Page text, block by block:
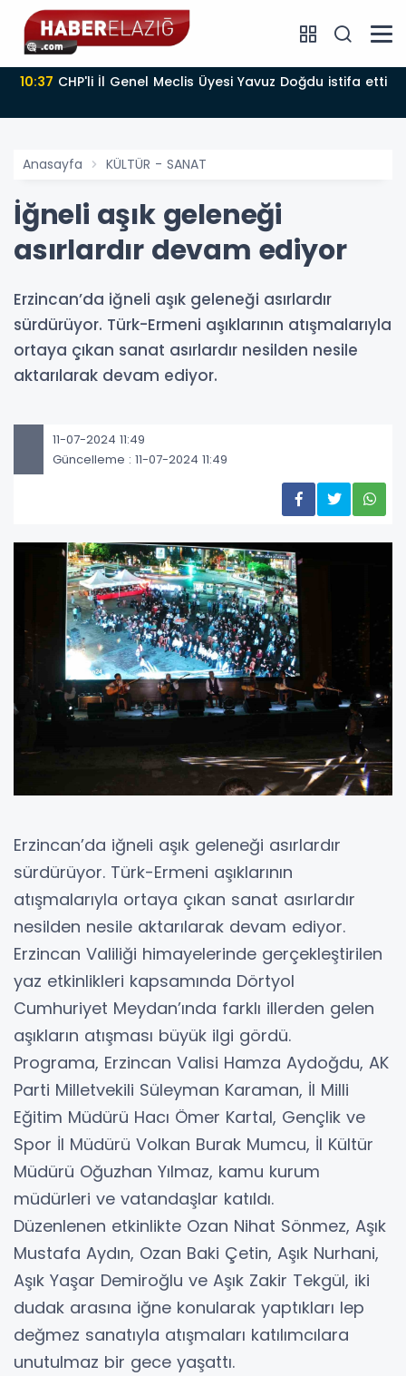
10:37 CHP'li İl Genel Meclis Üyesi Yavuz Doğdu istifa etti
Anasayfa KÜLTÜR - SANAT
İğneli aşık geleneği
asırlardır devam ediyor
Erzincan’da iğneli aşık geleneği asırlardır
sürdürüyor. Türk-Ermeni aşıklarının atışmalarıyla
ortaya çıkan sanat asırlardır nesilden nesile
aktarılarak devam ediyor.
11-07-2024 11:49
Güncelleme : 11-07-2024 11:49
Erzincan’da iğneli aşık geleneği asırlardır
sürdürüyor. Türk-Ermeni aşıklarının
atışmalarıyla ortaya çıkan sanat asırlardır
nesilden nesile aktarılarak devam ediyor.
Erzincan Valiliği himayelerinde gerçekleştirilen
yaz etkinlikleri kapsamında Dörtyol
Cumhuriyet Meydan’ında farklı illerden gelen
aşıkların atışması büyük ilgi gördü.
Programa, Erzincan Valisi Hamza Aydoğdu, AK
Parti Milletvekili Süleyman Karaman, İl Milli
Eğitim Müdürü Hacı Ömer Kartal, Gençlik ve
Spor İl Müdürü Volkan Burak Mumcu, İl Kültür
Müdürü Oğuzhan Yılmaz, kamu kurum
müdürleri ve vatandaşlar katıldı.
Düzenlenen etkinlikte Ozan Nihat Sönmez, Aşık
Mustafa Aydın, Ozan Baki Çetin, Aşık Nurhani,
Aşık Yaşar Demiroğlu ve Aşık Zakir Tekgül, iki
dudak arasına iğne konularak yaptıkları lep
değmez sanatıyla atışmaları katılımcılara
unutulmaz bir gece yaşattı.